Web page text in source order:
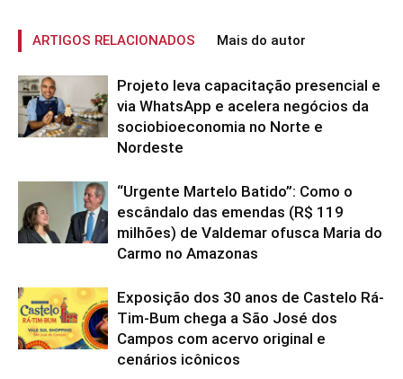
ARTIGOS RELACIONADOS Mais do autor
Projeto leva capacitação presencial e
via WhatsApp e acelera negócios da
sociobioeconomia no Norte e
Nordeste
“Urgente Martelo Batido”: Como o
escândalo das emendas (R$ 119
milhões) de Valdemar ofusca Maria do
Carmo no Amazonas
Exposição dos 30 anos de Castelo Rá-
Tim-Bum chega a São José dos
Campos com acervo original e
cenários icônicos